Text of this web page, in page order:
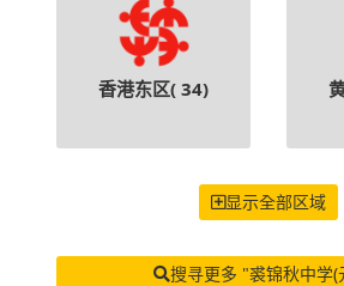
香港东区( 34)
显示全部区域
搜寻更多 "裘锦秋中学(